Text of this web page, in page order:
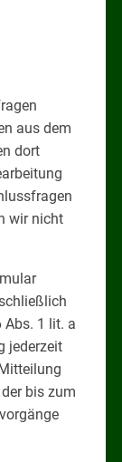
aus dem
dort
wir nicht
Abs. 1 lit. a
jederzeit
bis zum